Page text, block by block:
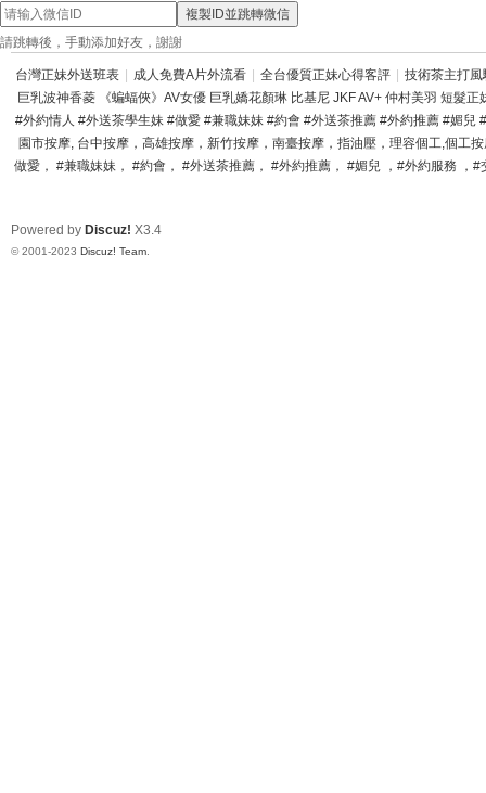
複製ID並跳轉微信
請跳轉後，手動添加好友，謝謝
台灣正妹外送班表 成人免費A片外流看 全台優質正妹心得客評
技術茶主打風
巨乳波神香菱 《蝙蝠俠》AV女優 巨乳嬌花顏琳 比基尼 JKF AV+ 仲村美羽 短髮
#外約情人 #外送茶學生妹 #做愛 #兼職妹妹 #約會 #外送茶推薦 #外約推薦 #媚兒
園市按摩, 台中按摩，高雄按摩，新竹按摩，南臺按摩，指油壓，理容個工,個工
做愛， #兼職妹妹， #約會， #外送茶推薦， #外約推薦， #媚兒 ，#外約服務 ，
Powered by Discuz! X3.4
© 2001-2023 Discuz! Team